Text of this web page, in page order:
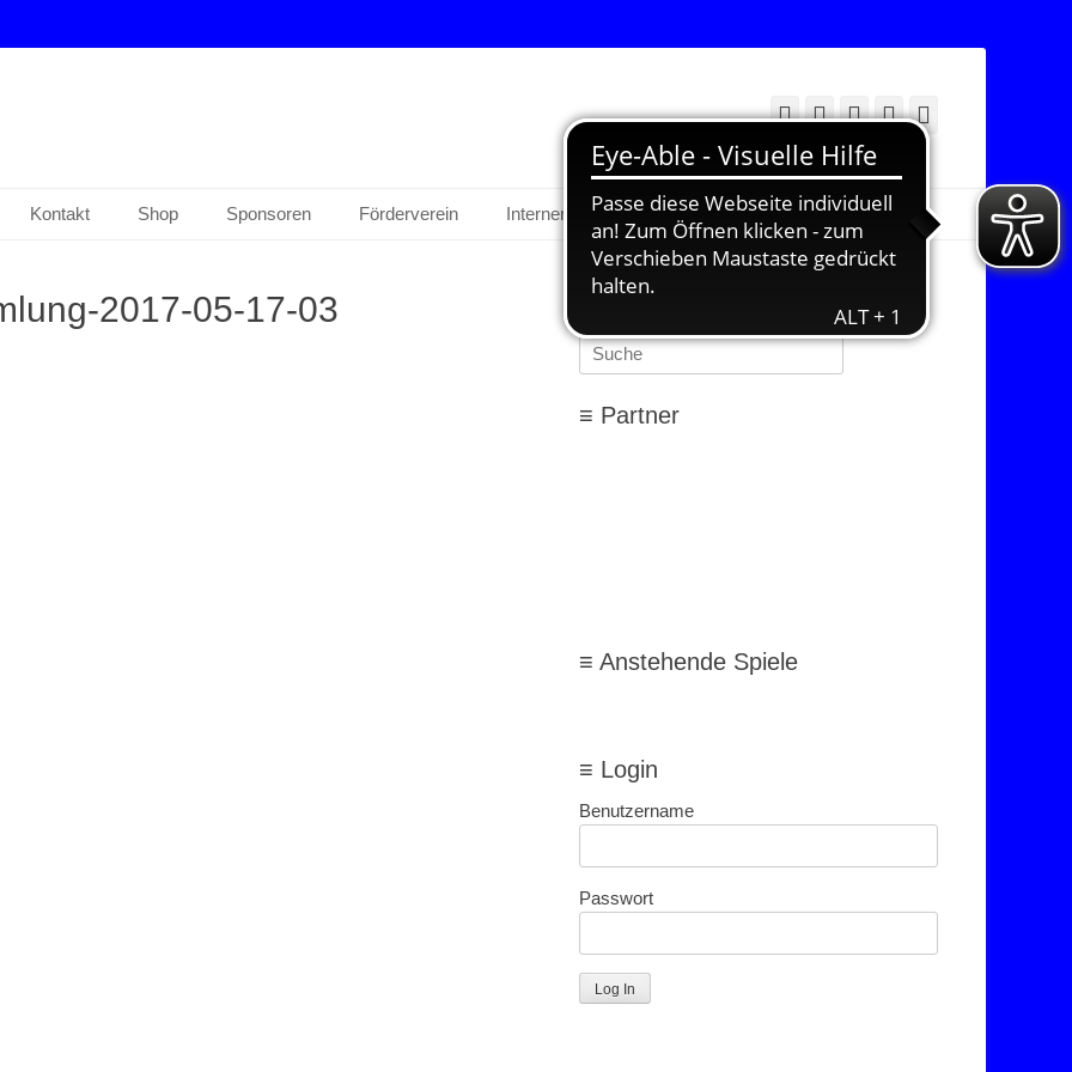
e. V. Facebook
Twitter
E- YouTube
Kontakt Shop Sponsoren Förderverein Interner Bereich
Suchen
2017-05-17-03
Suchen
nach:
≡ Partner
≡ Anstehende Spiele
≡ Login
Benutzername
Passwort